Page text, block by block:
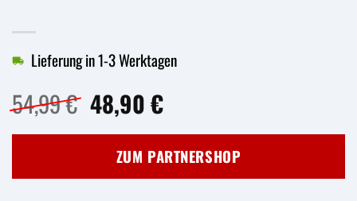
54,99€ Ursprünglicher
Preis
war:
54,99 €
48,90€Aktueller
ist:
48,90 €.
Lieferung in 1-3 Werktagen
ZUM PARTNERSHOP